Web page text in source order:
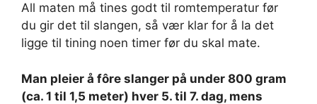
All maten må tines godt til romtemperatur før
du gir det til slangen, så vær klar for å la det
ligge til tining noen timer før du skal mate.
Man pleier å fôre slanger på under 800 gram
(ca. 1 til 1,5 meter) hver 5. til 7. dag, mens